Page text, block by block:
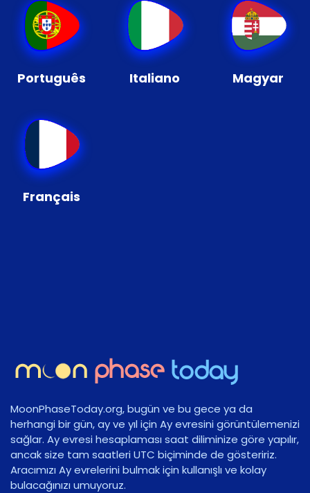
Português Italiano Magyar
Français
MoonPhaseToday.org, bugün ve bu gece ya da
herhangi bir gün, ay ve yıl için Ay evresini görüntülemenizi
sağlar. Ay evresi hesaplaması saat diliminize göre yapılır,
ancak size tam saatleri UTC biçiminde de gösteririz.
Aracımızı Ay evrelerini bulmak için kullanışlı ve kolay
bulacağınızı umuyoruz.